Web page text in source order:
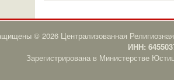
© 2026 Централизованная
ИНН:
Зарегистрирована в Министерстве